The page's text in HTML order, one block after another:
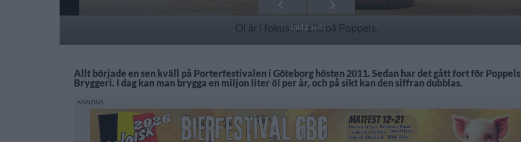
Bild 2 av 4
Öl är i fokus för alla på Poppels.
Allt började en sen kväll på Porterfestivalen i Göteborg hösten 2011. Sedan har det gått fort för Poppels
Bryggeri. I dag kan man brygga en miljon liter öl per år, och på sikt kan den siffran dubblas.